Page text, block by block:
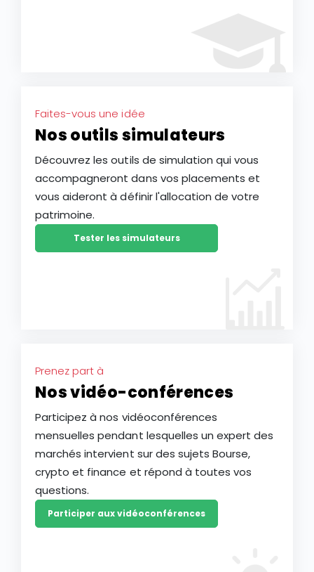
Faites-vous une idée
Nos outils simulateurs
Découvrez les outils de simulation qui vous
accompagneront dans vos placements et
vous aideront à définir l'allocation de votre
patrimoine.
Tester les simulateurs
Prenez part à
Nos vidéo-conférences
Participez à nos vidéoconférences
mensuelles pendant lesquelles un expert des
marchés intervient sur des sujets Bourse,
crypto et finance et répond à toutes vos
questions.
Participer aux vidéoconférences